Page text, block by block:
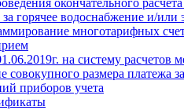
окончательного
за горячее водоснабжение и/
многотарифных
на систему
совокупного размера платежа
приборов учета